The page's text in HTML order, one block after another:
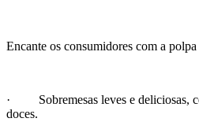
Encante os consumidores com a polpa
· Sobremesas leves e deliciosas,
doces.